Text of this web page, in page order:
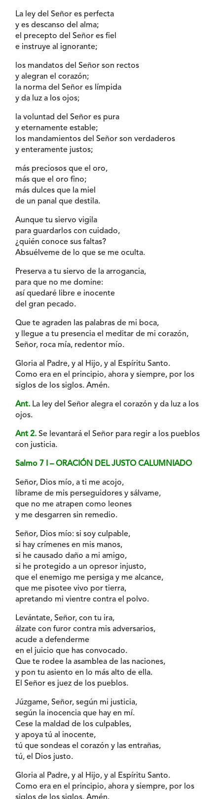
La ley del Señor es perfecta
y es descanso del alma;
el precepto del Señor es fiel
e instruye al ignorante;
los mandatos del Señor son rectos
y alegran el corazón;
la norma del Señor es límpida
y da luz a los ojos;
la voluntad del Señor es pura
y eternamente estable;
los mandamientos del Señor son verdaderos
y enteramente justos;
más preciosos que el oro,
más que el oro fino;
más dulces que la miel
de un panal que destila.
Aunque tu siervo vigila
para guardarlos con cuidado,
¿quién conoce sus faltas?
Absuélveme de lo que se me oculta.
Preserva a tu siervo de la arrogancia,
para que no me domine:
así quedaré libre e inocente
del gran pecado.
Que te agraden las palabras de mi boca,
y llegue a tu presencia el meditar de mi corazón,
Señor, roca mía, redentor mío.
Gloria al Padre, y al Hijo, y al Espíritu Santo.
Como era en el principio, ahora y siempre, por los
siglos de los siglos. Amén.
Ant. La ley del Señor alegra el corazón y da luz a los
ojos.
Ant 2. Se levantará el Señor para regir a los pueblos
con justicia.
Salmo 7 I – ORACIÓN DEL JUSTO CALUMNIADO
Señor, Dios mío, a ti me acojo,
líbrame de mis perseguidores y sálvame,
que no me atrapen como leones
y me desgarren sin remedio.
Señor, Dios mío: si soy culpable,
si hay crímenes en mis manos,
si he causado daño a mi amigo,
si he protegido a un opresor injusto,
que el enemigo me persiga y me alcance,
que me pisotee vivo por tierra,
apretando mi vientre contra el polvo.
Levántate, Señor, con tu ira,
álzate con furor contra mis adversarios,
acude a defenderme
en el juicio que has convocado.
Que te rodee la asamblea de las naciones,
y pon tu asiento en lo más alto de ella.
El Señor es juez de los pueblos.
Júzgame, Señor, según mi justicia,
según la inocencia que hay en mí.
Cese la maldad de los culpables,
y apoya tú al inocente,
tú que sondeas el corazón y las entrañas,
tú, el Dios justo.
Gloria al Padre, y al Hijo, y al Espíritu Santo.
Como era en el principio, ahora y siempre, por los